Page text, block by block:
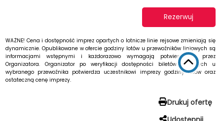
Rezerwuj
WAŻNE! Cena i dostępność imprez opartych o lotnicze linie rejsowe zmieniają się
dynamicznie. Opublikowane w ofercie godziny lotów u przewoźników liniowych są
informacjami wstępnymi i każdorazowo wymagają potwierdzenia przez
Organizatora. Organizator po weryfikacji dostępności biletów lotniczych u
wybranego przewoźnika potwierdza uczestnikowi imprezy godziny lotów oraz
ostateczną cenę imprezy.
Drukuj ofertę